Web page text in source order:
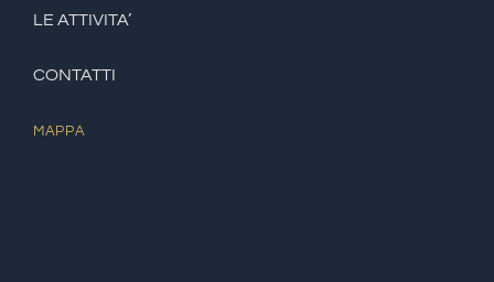
LE ATTIVITA’
CONTATTI
MAPPA